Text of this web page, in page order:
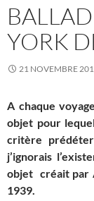
YORK
21 NOVEMBRE
A chaque
objet pour
critère
j’ignorais
objet créait par
1939.